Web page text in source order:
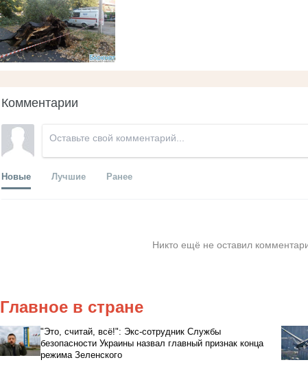
Комментарии
Новые Лучшие Ранее
Никто ещё не оставил
Главное в стране
"Это, считай, всё!": Экс-сотрудник Службы
безопасности Украины назвал главный признак конца
режима Зеленского